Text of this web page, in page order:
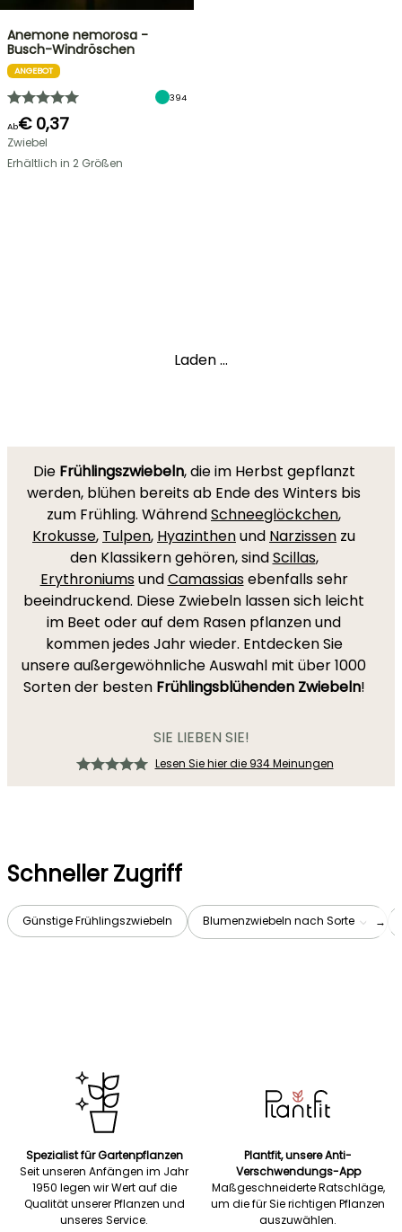
Anemone nemorosa -
Busch-Windröschen
ANGEBOT
394
Ab€ 0,37
Zwiebel
Erhältlich in 2 Größen
Laden ...
Die Frühlingszwiebeln, die im Herbst gepflanzt
werden, blühen bereits ab Ende des Winters bis
zum Frühling. WährendSchneeglöckchen,
Krokusse, Tulpen, Hyazinthenund Narzissen zu
den Klassikern gehören, sindScillas,
ErythroniumsundCamassiasebenfalls sehr
beeindruckend. Diese Zwiebeln lassen sich leicht
im Beet oder auf dem Rasen pflanzen und
kommen jedes Jahr wieder. Entdecken Sie
unsere außergewöhnliche Auswahl mit über 1000
Sorten der besten Frühlingsblühenden Zwiebeln!
SIE LIEBEN SIE!
Lesen Sie hier die 934 Meinungen
Schneller Zugriff
Günstige Frühlingszwiebeln Blumenzwiebeln nach Sorte →
Spezialist für Gartenpflanzen
Seit unseren Anfängen im Jahr
1950 legen wir Wert auf die
Qualität unserer Pflanzen und
unseres Service.
Plantfit, unsere Anti-
Verschwendungs-App
Maßgeschneiderte Ratschläge,
um die für Sie richtigen Pflanzen
auszuwählen.